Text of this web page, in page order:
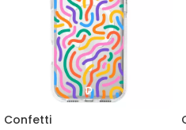
Confetti